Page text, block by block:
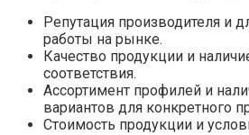
Репутация производителя и
работы на рынке.
Качество продукции и
соответствия.
Ассортимент профилей и
вариантов для конкретного
Стоимость продукции и